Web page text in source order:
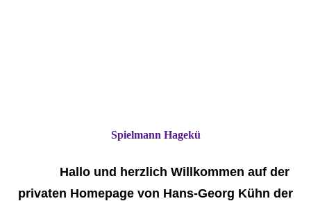
Hallo und herzlich Willkommen auf der
privaten Homepage von Hans-Georg Kühn der
Spielmann Hagekü